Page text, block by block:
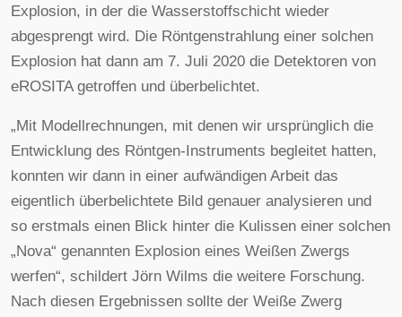
Explosion, in der die Wasserstoffschicht wieder
abgesprengt wird. Die Röntgenstrahlung einer solchen
Explosion hat dann am 7. Juli 2020 die Detektoren von
eROSITA getroffen und überbelichtet.
„Mit Modellrechnungen, mit denen wir ursprünglich die
Entwicklung des Röntgen-Instruments begleitet hatten,
konnten wir dann in einer aufwändigen Arbeit das
eigentlich überbelichtete Bild genauer analysieren und
so erstmals einen Blick hinter die Kulissen einer solchen
„Nova“ genannten Explosion eines Weißen Zwergs
werfen“, schildert Jörn Wilms die weitere Forschung.
Nach diesen Ergebnissen sollte der Weiße Zwerg